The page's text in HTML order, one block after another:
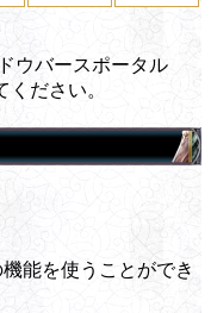
ウバースポータル
ださい。
能を使うことができ